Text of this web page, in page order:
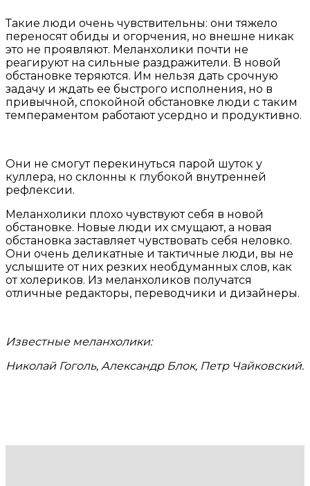
Такие люди очень чувствительны: они тяжело
переносят обиды и огорчения, но внешне никак
это не проявляют. Меланхолики почти не
реагируют на сильные раздражители. В новой
обстановке теряются. Им нельзя дать срочную
задачу и ждать ее быстрого исполнения, но в
привычной, спокойной обстановке люди с таким
темпераментом работают усердно и продуктивно.
Они не смогут перекинуться парой шуток у
куллера, но склонны к глубокой внутренней
рефлексии.
Меланхолики плохо чувствуют себя в новой
обстановке. Новые люди их смущают, а новая
обстановка заставляет чувствовать себя неловко.
Они очень деликатные и тактичные люди, вы не
услышите от них резких необдуманных слов, как
от холериков. Из меланхоликов получатся
отличные редакторы, переводчики и дизайнеры.
Известные меланхолики:
Николай Гоголь, Александр Блок, Петр Чайковский.